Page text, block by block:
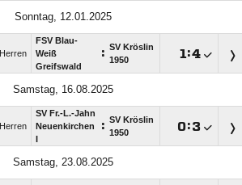
Sonntag, 12.01.2025
Herren
FSV Blau-
Weiß
Greifswald
: SV Kröslin
1950
:
Samstag, 16.08.2025
Herren
SV Fr.-L.-Jahn
Neuenkirchen
: SV Kröslin
1950
:
Samstag, 23.08.2025